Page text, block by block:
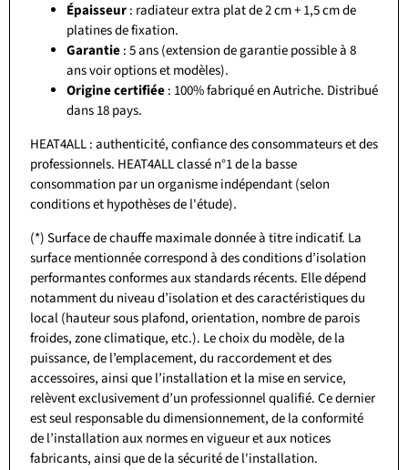
Épaisseur: radiateur extra plat de 2 cm + 1,5 cm de
platines de fixation.
Garantie: 5 ans (extension de garantie possible à 8
ans voir options et modèles).
Origine certifiée: 100% fabriqué en Autriche. Distribué
dans 18 pays.
HEAT4ALL : authenticité, confiance des consommateurs et des
professionnels. HEAT4ALL classé n°1 de la basse
consommation par un organisme indépendant (selon
conditions et hypothèses de l'étude).
(*) Surface de chauffe maximale donnée à titre indicatif. La
surface mentionnée correspond à des conditions d’isolation
performantes conformes aux standards récents. Elle dépend
notamment du niveau d’isolation et des caractéristiques du
local (hauteur sous plafond, orientation, nombre de parois
froides, zone climatique, etc.). Le choix du modèle, de la
puissance, de l’emplacement, du raccordement et des
accessoires, ainsi que l’installation et la mise en service,
relèvent exclusivement d’un professionnel qualifié. Ce dernier
est seul responsable du dimensionnement, de la conformité
de l’installation aux normes en vigueur et aux notices
fabricants, ainsi que de la sécurité de l'installation.